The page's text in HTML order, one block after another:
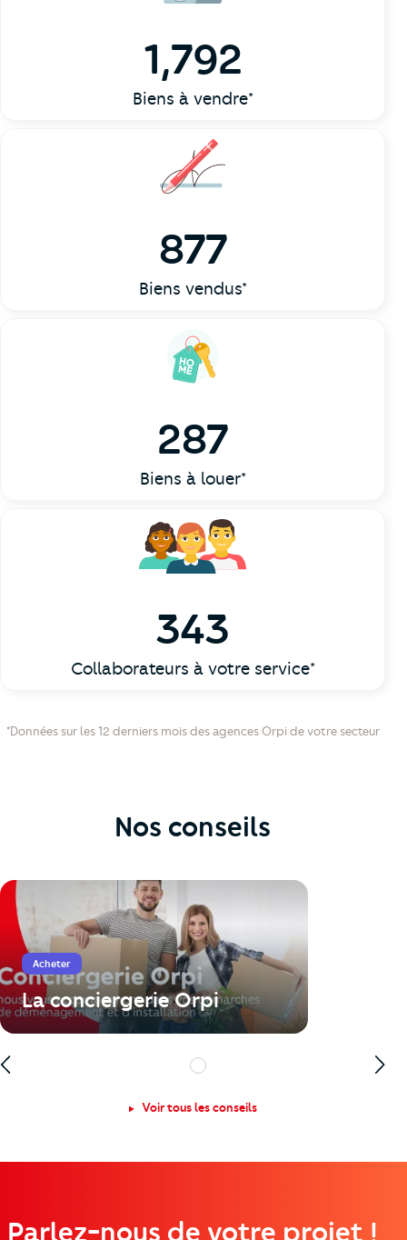
1,792
Biens à vendre*
877
Biens vendus*
287
Biens à louer*
343
Collaborateurs à votre service*
*Données sur les 12 derniers mois des agences Orpi de votre secteur
Nos conseils
Acheter
La conciergerie Orpi
1
Voir tous les conseils
Parlez-nous de votre projet !